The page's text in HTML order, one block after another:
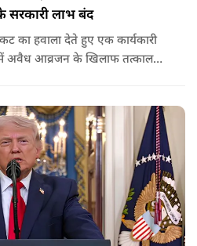
सरकारी लाभ बंद
संकट का हवाला देते हुए एक कार्यकारी
अवैध आव्रजन के खिलाफ तत्काल